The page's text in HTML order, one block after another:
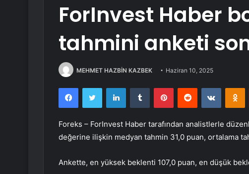
ForInvest Haber
tahmini anketi
MEHMET HAZBİN KAZBEK Haziran 10, 2025
FacebookTwitter LinkedInTumblr PinterestReddit
Foreks – ForInvest Haber tarafından analistlerle
değerine ilişkin medyan tahmin 31,0 puan, ortalama
Ankette, en yüksek beklenti 107,0 puan, en düşük